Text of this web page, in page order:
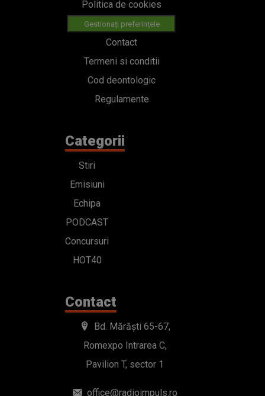
Politica de cookies
Gestionați preferințele
Contact
Termeni si conditii
Cod deontologic
Regulamente
Categorii
Stiri
Emisiuni
Echipa
PODCAST
Concursuri
HOT40
Contact
Bd. Mărăști 65-67,
Romexpo Intrarea C,
Pavilion T, sector 1
office@radioimpuls.ro